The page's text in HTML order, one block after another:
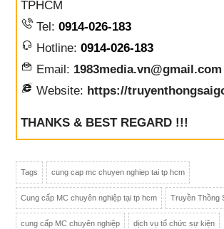
TPHCM
Tel:0914-026-183
Hotline:0914-026-183
Email: 1983media.vn@gmail.com
Website: https://
THANKS & BEST REGARD !!!
Tags cung cap mc chuyen nghiep tai tp hcm
Cung cấp MC chuyên nghiệp tại tp hcm Truyền Thồng
cung cấp MC chuyên nghiệp dịch vụ tổ chức sự kiện